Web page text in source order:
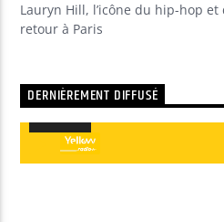
Lauryn Hill, l’icône du hip-hop
retour à Paris
DERNIÈREMENT DIFFUSÉ
Lecteur
audio